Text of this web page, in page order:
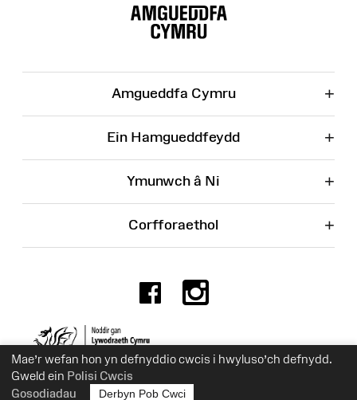
Mae’r wefan hon yn defnyddio cwcis i hwyluso’ch defnydd.
Gweld ein Polisi Cwcis
Gosodiadau
Derbyn Pob Cwci
Amgueddfa Cymru +
Ein Hamgueddfeydd +
Ymunwch â Ni +
Corfforaethol +
Facebook